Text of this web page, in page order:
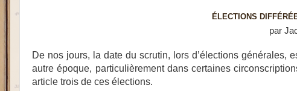
ÉLECTIONS
par
De nos jours, la date du scrutin, lors d’élections générales,
autre époque, particulièrement dans certaines
article trois de ces élections.